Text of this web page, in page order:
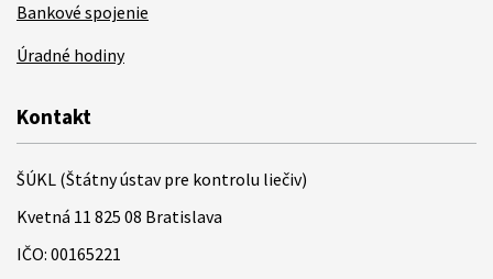
Bankové spojenie
Úradné hodiny
Kontakt
ŠÚKL (Štátny ústav pre kontrolu liečiv)
Kvetná 11 825 08 Bratislava
IČO: 00165221